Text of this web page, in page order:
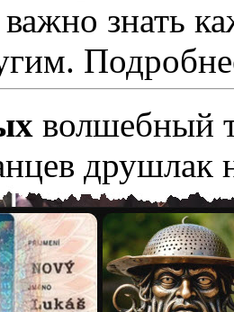
знать
волшебный
друшлак